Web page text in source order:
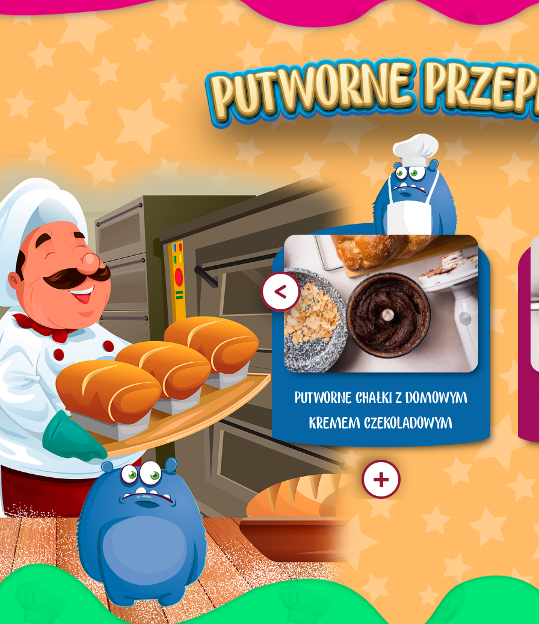
PUTWORNE BURGERY MARCHEWKOWO-
DROBIOWE
PUTWORNE CHAŁKI Z DOMOWYM
KREMEM CZEKOLADOWYM